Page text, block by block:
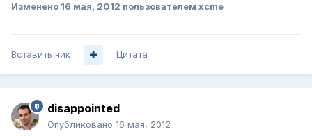
Изменено 16 мая, 2012 пользователем xcme
Вставить ник Цитата
disappointed
Опубликовано 16 мая, 2012